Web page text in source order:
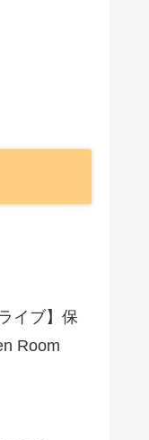
イブ】保
Room